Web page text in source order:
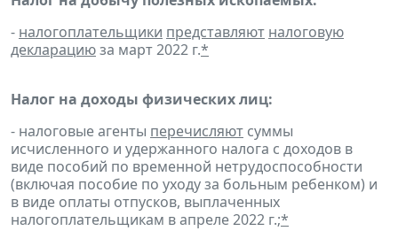
- налогоплательщики представляют налоговую
декларациюза март 2022 г.*
Налог на доходы физических лиц:
- налоговые агенты перечисляют суммы
исчисленного и удержанного налога с доходов в
виде пособий по временной нетрудоспособности
(включая пособие по уходу за больным ребенком) и
в виде оплаты отпусков, выплаченных
налогоплательщикам в апреле 2022 г.;*